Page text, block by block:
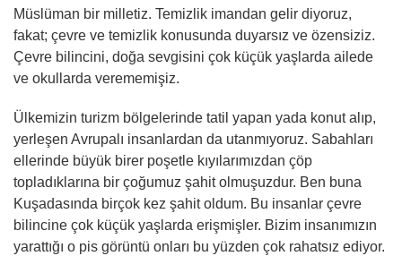
Müslüman bir milletiz. Temizlik imandan gelir diyoruz,
fakat; çevre ve temizlik konusunda duyarsız ve özensiziz.
Çevre bilincini, doğa sevgisini çok küçük yaşlarda ailede
ve okullarda verememişiz.
Ülkemizin turizm bölgelerinde tatil yapan yada konut alıp,
yerleşen Avrupalı insanlardan da utanmıyoruz. Sabahları
ellerinde büyük birer poşetle kıyılarımızdan çöp
topladıklarına bir çoğumuz şahit olmuşuzdur. Ben buna
Kuşadasında birçok kez şahit oldum. Bu insanlar çevre
bilincine çok küçük yaşlarda erişmişler. Bizim insanımızın
yarattığı o pis görüntü onları bu yüzden çok rahatsız ediyor.